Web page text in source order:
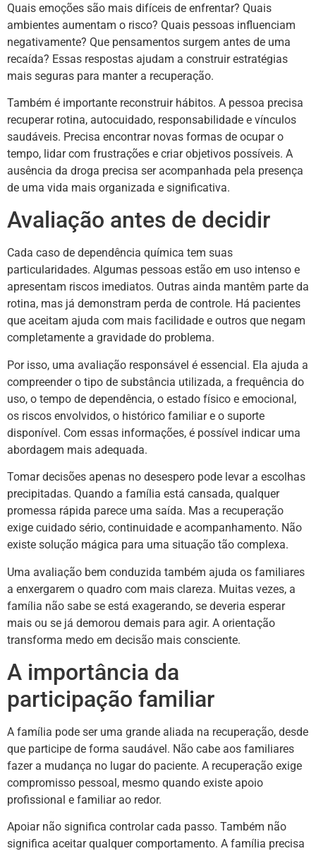
Quais emoções são mais difíceis de enfrentar? Quais
ambientes aumentam o risco? Quais pessoas influenciam
negativamente? Que pensamentos surgem antes de uma
recaída? Essas respostas ajudam a construir estratégias
mais seguras para manter a recuperação.
Também é importante reconstruir hábitos. A pessoa precisa
recuperar rotina, autocuidado, responsabilidade e vínculos
saudáveis. Precisa encontrar novas formas de ocupar o
tempo, lidar com frustrações e criar objetivos possíveis. A
ausência da droga precisa ser acompanhada pela presença
de uma vida mais organizada e significativa.
Avaliação antes de decidir
Cada caso de dependência química tem suas
particularidades. Algumas pessoas estão em uso intenso e
apresentam riscos imediatos. Outras ainda mantêm parte da
rotina, mas já demonstram perda de controle. Há pacientes
que aceitam ajuda com mais facilidade e outros que negam
completamente a gravidade do problema.
Por isso, uma avaliação responsável é essencial. Ela ajuda a
compreender o tipo de substância utilizada, a frequência do
uso, o tempo de dependência, o estado físico e emocional,
os riscos envolvidos, o histórico familiar e o suporte
disponível. Com essas informações, é possível indicar uma
abordagem mais adequada.
Tomar decisões apenas no desespero pode levar a escolhas
precipitadas. Quando a família está cansada, qualquer
promessa rápida parece uma saída. Mas a recuperação
exige cuidado sério, continuidade e acompanhamento. Não
existe solução mágica para uma situação tão complexa.
Uma avaliação bem conduzida também ajuda os familiares
a enxergarem o quadro com mais clareza. Muitas vezes, a
família não sabe se está exagerando, se deveria esperar
mais ou se já demorou demais para agir. A orientação
transforma medo em decisão mais consciente.
A importância da
participação familiar
A família pode ser uma grande aliada na recuperação, desde
que participe de forma saudável. Não cabe aos familiares
fazer a mudança no lugar do paciente. A recuperação exige
compromisso pessoal, mesmo quando existe apoio
profissional e familiar ao redor.
Apoiar não significa controlar cada passo. Também não
significa aceitar qualquer comportamento. A família precisa